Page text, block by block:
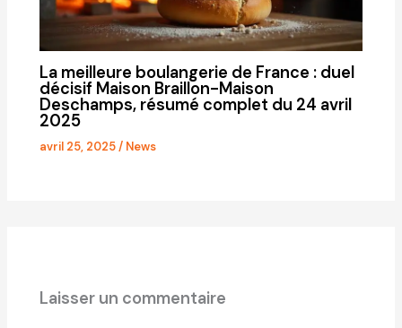
La meilleure boulangerie de France : duel
décisif Maison Braillon-Maison
Deschamps, résumé complet du 24 avril
2025
avril 25, 2025/ News
Laisser un commentaire